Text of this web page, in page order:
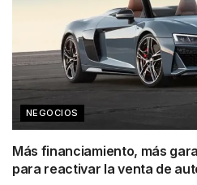
NEGOCIOS
Más financiamiento, más
para reactivar la venta de